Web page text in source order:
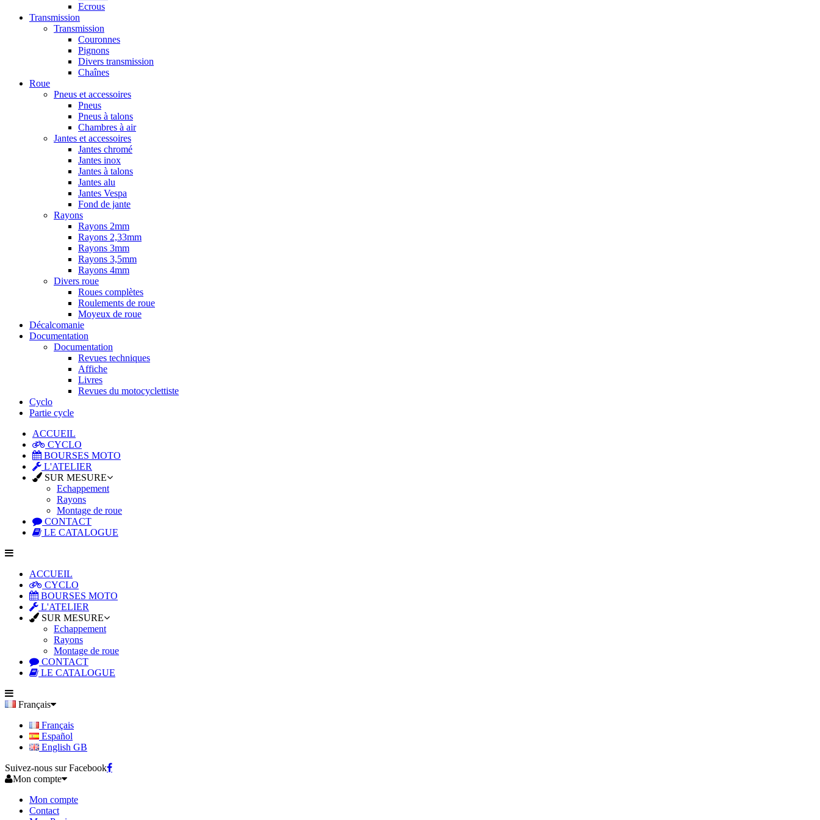
Ecrous
Transmission
Transmission
Couronnes
Pignons
Divers transmission
Chaînes
Roue
Pneus et accessoires
Pneus
Pneus à talons
Chambres à air
Jantes et accessoires
Jantes chromé
Jantes inox
Jantes à talons
Jantes alu
Jantes Vespa
Fond de jante
Rayons
Rayons 2mm
Rayons 2,33mm
Rayons 3mm
Rayons 3,5mm
Rayons 4mm
Divers roue
Roues complètes
Roulements de roue
Moyeux de roue
Décalcomanie
Documentation
Documentation
Revues techniques
Affiche
Livres
Revues du motocyclettiste
Cyclo
Partie cycle
ACCUEIL
CYCLO
BOURSES MOTO
L'ATELIER
SUR MESURE
Echappement
Rayons
Montage de roue
CONTACT
LE CATALOGUE
ACCUEIL
CYCLO
BOURSES MOTO
L'ATELIER
SUR MESURE
Echappement
Rayons
Montage de roue
CONTACT
LE CATALOGUE
Français
Français
Español
English GB
Suivez-nous sur Facebook
Mon compte
Mon compte
Contact